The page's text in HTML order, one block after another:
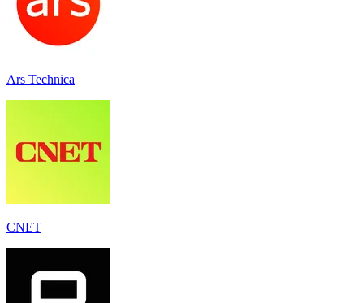
Ars Technica
CNET